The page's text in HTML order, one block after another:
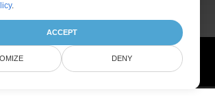
Pty Ltd 2001-2026.
All Rights Reserved.
Terms of use
.
ACCEPT
DENY